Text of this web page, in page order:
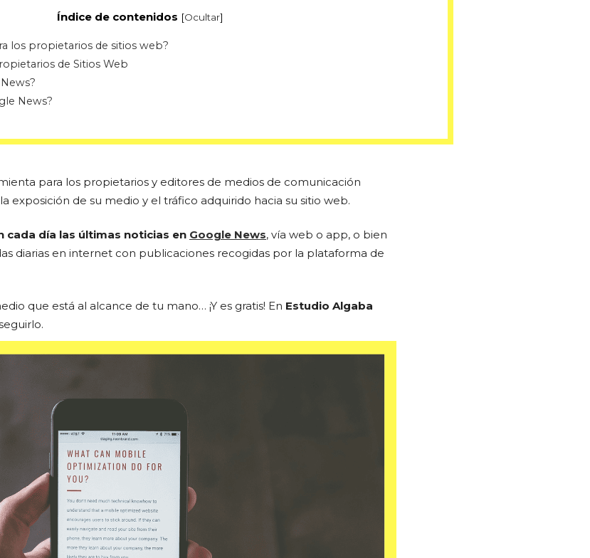
Índice de contenidos [Ocultar]
los propietarios de sitios web?
de Sitios Web
News?
para los propietarios y editores de medios de comunicación
exposición de su medio y el tráfico adquirido hacia su sitio web.
cada día las últimas noticias en Google News, vía web o app, o bien
diarias en internet con publicaciones recogidas por la plataforma de
que está al alcance de tu mano… ¡Y es gratis! En Estudio Algaba